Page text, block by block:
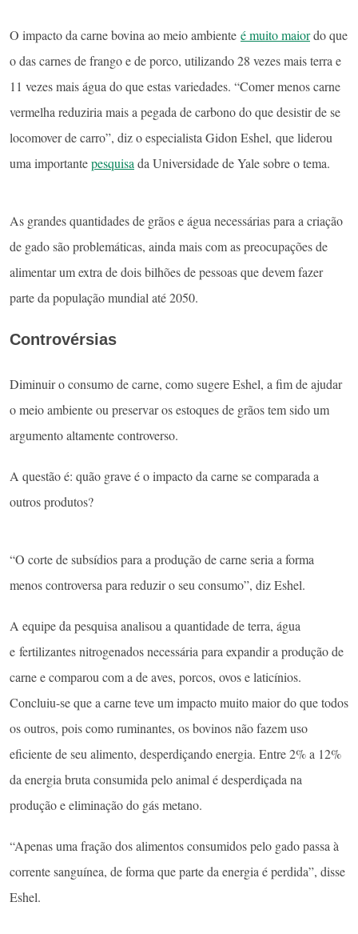
O impacto da carne bovina ao meio ambiente é muito maiordo que
o das carnes de frango e de porco, utilizando 28 vezes mais terra e
11 vezes mais água do que estas variedades. “Comer menos carne
vermelha reduziria mais a pegada de carbono do que desistir de se
locomover de carro”, diz o especialista Gidon Eshel, que liderou
uma importantepesquisada Universidade de Yale sobre o tema.
As grandes quantidades de grãos e água necessárias para a criação
de gado são problemáticas, ainda mais com as preocupações de
alimentar um extra de dois bilhões de pessoas que devem fazer
parte da população mundial até 2050.
Controvérsias
Diminuir o consumo de carne, como sugere Eshel, a fim de ajudar
o meio ambiente ou preservar os estoques de grãos tem sido um
argumento altamente controverso.
A questão é: quão grave é o impacto da carne se comparada a
outros produtos?
“O corte de subsídios para a produção de carne seria a forma
menos controversa para reduzir o seu consumo”, diz Eshel.
A equipe da pesquisa analisou a quantidade de terra, água
e fertilizantes nitrogenados necessária para expandir a produção de
carne e comparou com a de aves, porcos, ovos e laticínios.
Concluiu-se que a carne teve um impacto muito maior do que todos
os outros, pois como ruminantes, os bovinos não fazem uso
eficiente de seu alimento, desperdiçando energia. Entre 2% a 12%
da energia bruta consumida pelo animal é desperdiçada na
produção e eliminação do gás metano.
“Apenas uma fração dos alimentos consumidos pelo gado passa à
corrente sanguínea, de forma que parte da energia é perdida”, disse
Eshel.